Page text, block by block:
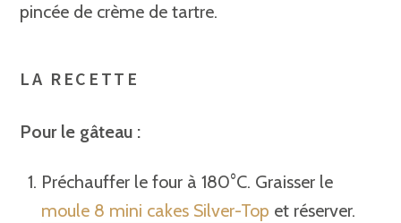
pincée de crème de tartre.
LA RECETTE
Pour le gâteau :
Préchauffer le four à 180°C. Graisser le
moule 8 mini cakes Silver-Top et réserver.